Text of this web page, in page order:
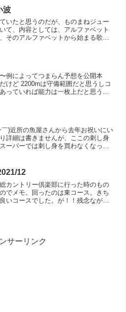
波
いたと思うのだが、ものまねジュー
て、内容としては、アルファベット
そのアルファベットから始まる歌を
例によってつまらん予想を公開本
けど 2200mは守備範囲だと思うしコ
っていれば能力は一枚上だと思う。
)近所の魚屋さんから去年お祝いにい
詳細は書きませんが、ここの刺し身
ーパーでは刺し身を買わなくなった
12
カントリー倶楽部に行った時のもの
でメモ。回ったのは東コース。きち
いコースでした。が！！残念ながら
サーリンク